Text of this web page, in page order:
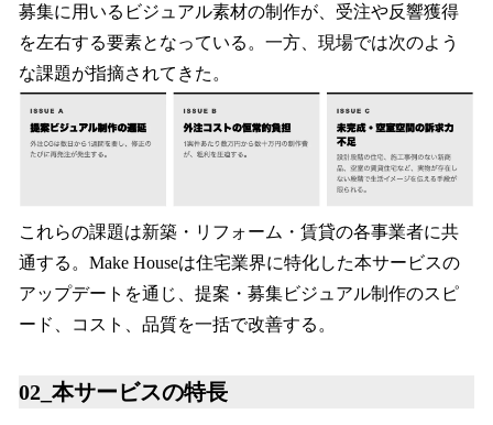
募集に用いるビジュアル素材の制作が、受注や反響獲得
を左右する要素となっている。一方、現場では次のよう
な課題が指摘されてきた。
これらの課題は新築・リフォーム・賃貸の各事業者に共
通する。Make Houseは住宅業界に特化した本サービスの
アップデートを通じ、提案・募集ビジュアル制作のスピ
ード、コスト、品質を一括で改善する。
02_本サービスの特長